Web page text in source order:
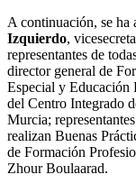
A continuación, se ha
Izquierdo,
representantes de
director general de
Especial y Educación
del Centro Integrado
Murcia;
realizan Buenas
de Formación
Zhour Boulaarad.